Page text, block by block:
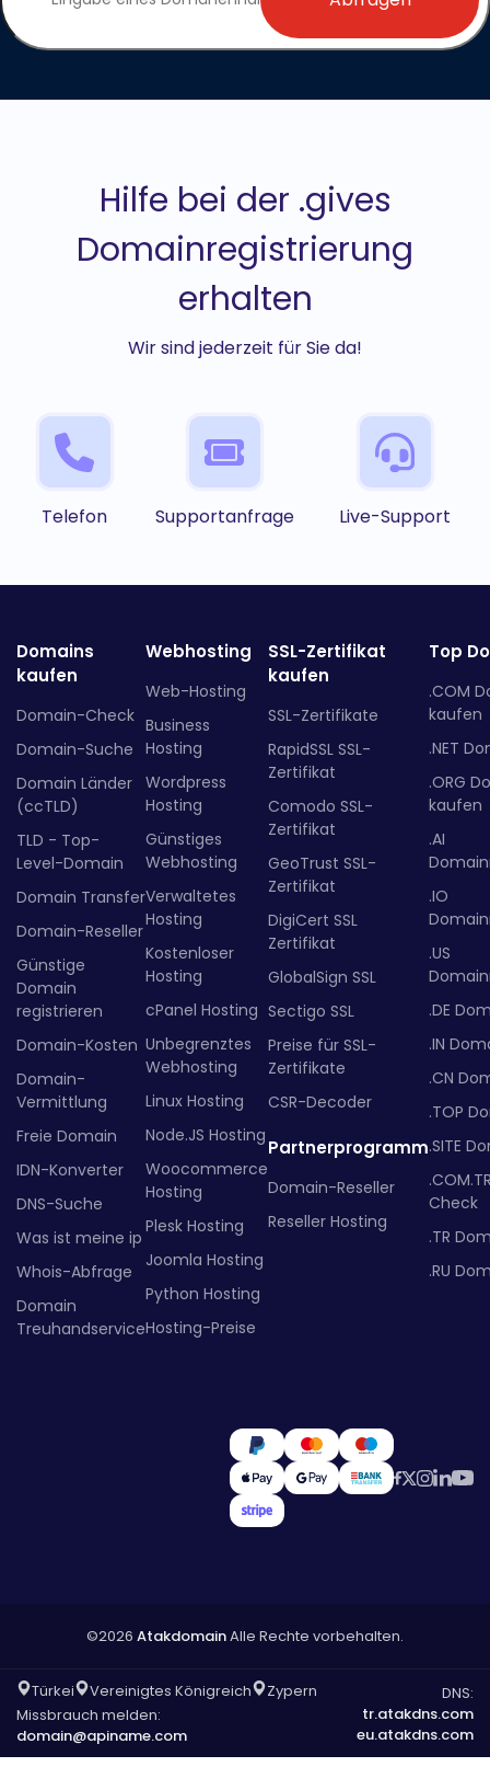
Hilfe bei der .gives
Domainregistrierung
erhalten
Wir sind jederzeit für Sie da!
Telefon Supportanfrage Live-Support
Domains
kaufen
Domain-Check
Domain-Suche
Domain Länder
(ccTLD)
TLD - Top-
Level-Domain
Domain Transfer
Domain-Reseller
Günstige
Domain
registrieren
Domain-Kosten
Domain-
Vermittlung
Freie Domain
IDN-Konverter
DNS-Suche
Was ist meine ip
Whois-Abfrage
Domain
Treuhandservice
Webhosting
Web-Hosting
Business
Hosting
Wordpress
Hosting
Günstiges
Webhosting
Verwaltetes
Hosting
Kostenloser
Hosting
cPanel Hosting
Unbegrenztes
Webhosting
Linux Hosting
Node.JS Hosting
Woocommerce
Hosting
Plesk Hosting
Joomla Hosting
Python Hosting
Hosting-Preise
SSL-Zertifikat
kaufen
SSL-Zertifikate
RapidSSL SSL-
Zertifikat
Comodo SSL-
Zertifikat
GeoTrust SSL-
Zertifikat
DigiCert SSL
Zertifikat
GlobalSign SSL
Sectigo SSL
Preise für SSL-
Zertifikate
CSR-Decoder
Partnerprogramm
Domain-Reseller
Reseller Hosting
Top
.COM
kaufen
.NET
.ORG
kaufen
.AI
.IO
.US
.DE
.IN
.CN
.TOP
.SITE
Check
.TR
.RU
©2026 AtakdomainAlle Rechte vorbehalten.
Türkei Vereinigtes Königreich
Zypern
Missbrauch melden:
domain@apiname.com
DNS:
tr.atakdns.com
eu.atakdns.com